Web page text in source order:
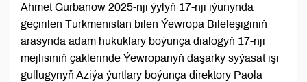
Ahmet Gurbanow 2025-nji ýylyň 17-nji iýunynda
geçirilen Türkmenistan bilen Ýewropa Bileleşiginiň
arasynda adam hukuklary boýunça dialogyň 17-nji
mejlisiniň çäklerinde Ýewropanyň daşarky syýasat işi
gullugynyň Aziýa ýurtlary boýunça direktory Paola